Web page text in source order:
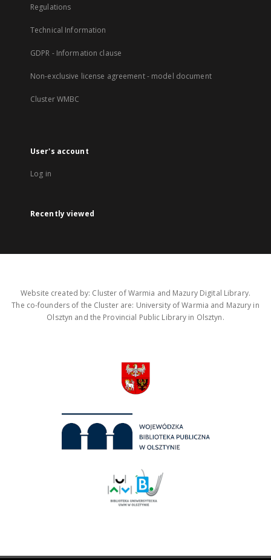
Regulations
Technical Information
GDPR - Information clause
Non-exclusive license agreement - model document
Cluster WMBC
User's account
Log in
Recently viewed
Website created by: Cluster of Warmia and Mazury Digital Library.
The co-founders of the Cluster are: University of Warmia and Mazury in
Olsztyn and the Provincial Public Library in Olsztyn.